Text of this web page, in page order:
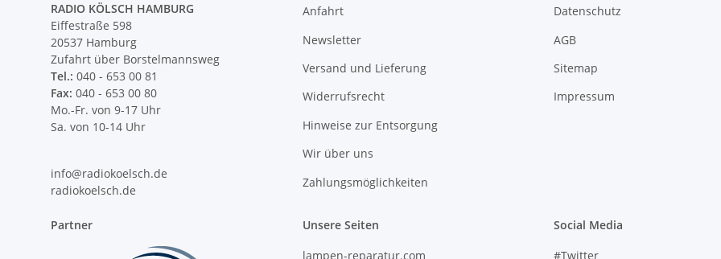
RADIO KÖLSCH HAMBURG
Eiffestraße 598
20537 Hamburg
Zufahrt über Borstelmannsweg
Tel.: 040 - 653 00 81
Fax: 040 - 653 00 80
Mo.-Fr. von 9-17 Uhr
Sa. von 10-14 Uhr
info@radiokoelsch.de
radiokoelsch.de
Anfahrt
Newsletter
Versand und Lieferung
Widerrufsrecht
Hinweise zur Entsorgung
Wir über uns
Zahlungsmöglichkeiten
Datenschutz
AGB
Sitemap
Impressum
Partner Unsere Seiten
lampen-reparatur.com
Social Media
#Twitter